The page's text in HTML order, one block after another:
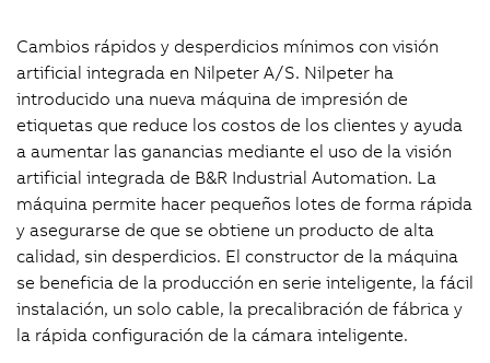
Cambios rápidos y desperdicios mínimos con visión
artificial integrada en Nilpeter A/S. Nilpeter ha
introducido una nueva máquina de impresión de
etiquetas que reduce los costos de los clientes y ayuda
a aumentar las ganancias mediante el uso de la visión
artificial integrada de B&R Industrial Automation. La
máquina permite hacer pequeños lotes de forma rápida
y asegurarse de que se obtiene un producto de alta
calidad, sin desperdicios. El constructor de la máquina
se beneficia de la producción en serie inteligente, la fácil
instalación, un solo cable, la precalibración de fábrica y
la rápida configuración de la cámara inteligente.